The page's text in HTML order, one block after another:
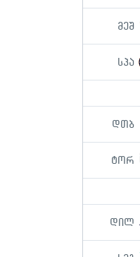
მეშ
სპა
დთბ
ტორ
დილ